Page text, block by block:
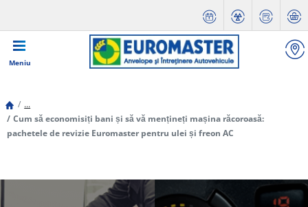
Meniu
...
Cum să economisiți bani și să vă mențineți mașina răcoroasă:
pachetele de revizie Euromaster pentru ulei și freon AC